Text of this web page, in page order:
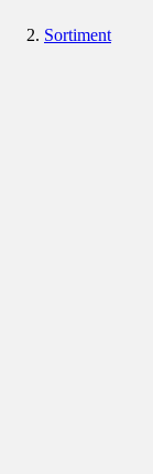
Sortiment